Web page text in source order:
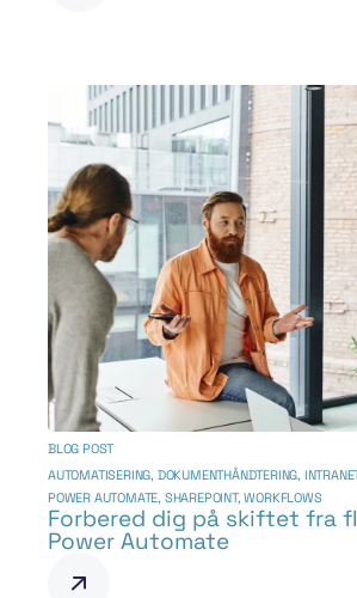
BLOG POST
AUTOMATISERING, DOKUMENTHÅNDTERING,
POWER AUTOMATE, SHAREPOINT,WORKFLOWS
Forbered dig på skiftet fra
Power Automate